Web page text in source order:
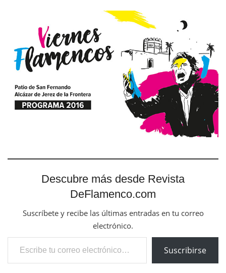
Descubre más desde Revista
DeFlamenco.com
Suscríbete y recibe las últimas entradas en tu correo
electrónico.
Escribe tu correo electrónico…
Suscribirse